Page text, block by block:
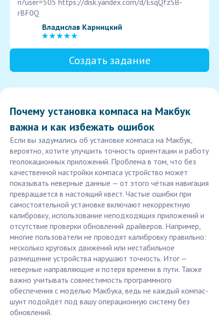
n?user=505 https://disk.yandex.com/d/EsqQfzSB-
rBF0Q
Владислав Карницкий
Создать задание
Почему установка компаса на Макбук
важна и как избежать ошибок
Если вы задумались об установке компаса на Макбук,
вероятно, хотите улучшить точность ориентации и работу
геолокационных приложений. Проблема в том, что без
качественной настройки компаса устройство может
показывать неверные данные — от этого чёткая навигация
превращается в настоящий квест. Частые ошибки при
самостоятельной установке включают некорректную
калибровку, использование неподходящих приложений и
отсутствие проверки обновлений драйверов. Например,
многие пользователи не проводят калибровку правильно:
несколько круговых движений или нестабильное
размещение устройства нарушают точность. Итог —
неверные направляющие и потеря времени в пути. Также
важно учитывать совместимость программного
обеспечения с моделью Макбука, ведь не каждый компас-
шунт подойдёт под вашу операционную систему без
обновлений.